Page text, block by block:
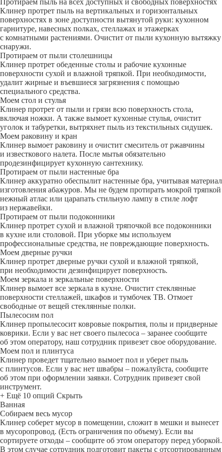
Протираем пыль на всех доступных и свободных поверхностях
Клинер протрет пыль на вертикальных и горизонтальных
поверхностях в зоне доступности вытянутой руки: кухонном
гарнитуре, навесных полках, стеллажах и этажерках
с комнатными растениями. Очистит от пыли кухонную вытяжку
снаружи.
Протираем от пыли столешницы
Клинер протрет обеденные столы и рабочие кухонные
поверхности сухой и влажной тряпкой. При необходимости,
удалит жирные и въевшиеся загрязнения с помощью
специального средства.
Моем стол и стулья
Клинер протрет от пыли и грязи всю поверхность стола,
включая ножки. А также вымоет кухонные стулья, очистит
уголок и табуретки, вытряхнет пыль из текстильных сидушек.
Моем раковину и кран
Клинер вымоет раковину и очистит смеситель от ржавчины
и известкового налета. После мытья обязательно
продезинфицирует кухонную сантехнику.
Протираем от пыли настенные бра
Клинер аккуратно обеспылит настенные бра, учитывая материал
изготовления абажуров. Мы не будем протирать мокрой тряпкой
нежный атлас или царапать стильную лампу в стиле лофт
из нержавейки.
Протираем от пыли подоконники
Клинер протрет сухой и влажной тряпочкой все подоконники
в кухне или столовой. При уборке мы используем
профессиональные средства, не повреждающие поверхность.
Моем дверные ручки
Клинер протрет дверные ручки сухой и влажной тряпкой,
при необходимости дезинфицирует поверхность.
Моем зеркала и зеркальные поверхности
Клинер вымоет все зеркала в кухне. Очистит стеклянные
поверхности стеллажей, шкафов и тумбочек ТВ. Отмоет
свободные от вещей стеклянные полки.
Пылесосим пол
Клинер пропылесосит ковровые покрытия, полы и придверные
коврики. Если у вас нет своего пылесоса – заранее сообщите
об этом оператору, наш сотрудник привезет свое оборудование.
Моем пол и плинтуса
Клинер проведет тщательно вымоет пол и уберет пыль
с плинтусов. Если у вас нет швабры – пожалуйста, сообщите
об этом при оформлении заявки. Сотрудник привезет свой
инструмент.
+ Ещё 10 опций Скрыть
Ванная
Собираем весь мусор
Клинер соберет мусор в помещении, сложит в мешки и вынесет
в мусоропровод. (Есть ограничения по объему). Если вы
сортируете отходы – сообщите об этом оператору перед уборкой.
В этом случае сотрудник подготовит пакеты с отсортированным